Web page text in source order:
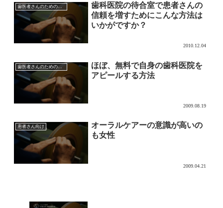
歯医者さんのためのマーケティング
歯科医院の待合室で患者さんの
信頼を増すためにこんな方法は
いかがですか？
2010.12.04
歯医者さんのためのマーケティング
ほぼ、無料で自身の歯科医院を
アピールする方法
2009.08.19
患者さん向け
オーラルケアーの意識が高いの
も女性
2009.04.21